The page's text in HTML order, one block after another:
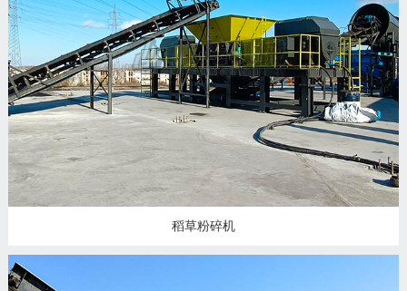
稻草粉碎机